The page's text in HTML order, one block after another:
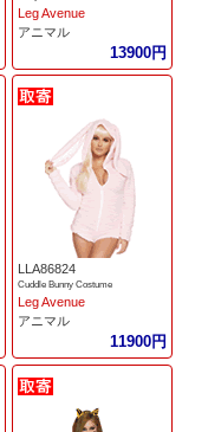
Leg Avenue
アニマル
13900円
LLA86824
Cuddle Bunny Costume
Leg Avenue
アニマル
11900円